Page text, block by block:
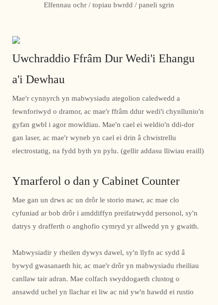
Elfennau ochr / topiau bwrdd / paneli sgrin
Uwchraddio Ffrâm Dur Wedi'i Ehangu
a'i Dewhau
Mae'r cynnyrch yn mabwysiadu ategolion caledwedd a
fewnforiwyd o dramor, ac mae'r ffrâm ddur wedi'i chynllunio'n
gyfan gwbl i agor mowldiau. Mae'n cael ei weldio'n ddi-dor
gan laser, ac mae'r wyneb yn cael ei drin â chwistrellu
electrostatig, na fydd byth yn pylu. (gellir addasu lliwiau eraill)
Ymarferol o dan y Cabinet Counter
Mae gan un drws ac un drôr le storio mawr, ac mae clo
cyfuniad ar bob drôr i amddiffyn preifatrwydd personol, sy'n
datrys y drafferth o anghofio cymryd yr allwedd yn y gwaith.
Mabwysiadir y rheilen dywys dawel, sy'n llyfn ac sydd â
bywyd gwasanaeth hir, ac mae'r drôr yn mabwysiadu rheiliau
canllaw tair adran. Mae colfach swyddogaeth clustog o
ansawdd uchel yn llachar ei liw ac nid yw'n hawdd ei rustio